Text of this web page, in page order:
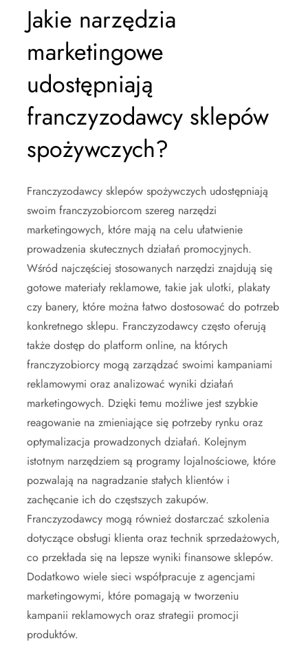
Jakie narzędzia
marketingowe
udostępniają
franczyzodawcy sklepów
spożywczych?
Franczyzodawcy sklepów spożywczych udostępniają
swoim franczyzobiorcom szereg narzędzi
marketingowych, które mają na celu ułatwienie
prowadzenia skutecznych działań promocyjnych.
Wśród najczęściej stosowanych narzędzi znajdują się
gotowe materiały reklamowe, takie jak ulotki, plakaty
czy banery, które można łatwo dostosować do potrzeb
konkretnego sklepu. Franczyzodawcy często oferują
także dostęp do platform online, na których
franczyzobiorcy mogą zarządzać swoimi kampaniami
reklamowymi oraz analizować wyniki działań
marketingowych. Dzięki temu możliwe jest szybkie
reagowanie na zmieniające się potrzeby rynku oraz
optymalizacja prowadzonych działań. Kolejnym
istotnym narzędziem są programy lojalnościowe, które
pozwalają na nagradzanie stałych klientów i
zachęcanie ich do częstszych zakupów.
Franczyzodawcy mogą również dostarczać szkolenia
dotyczące obsługi klienta oraz technik sprzedażowych,
co przekłada się na lepsze wyniki finansowe sklepów.
Dodatkowo wiele sieci współpracuje z agencjami
marketingowymi, które pomagają w tworzeniu
kampanii reklamowych oraz strategii promocji
produktów.